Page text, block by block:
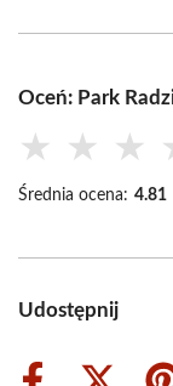
Oceń: Park
★ ★ ★
Średnia ocena: 4.81
Udostępnij